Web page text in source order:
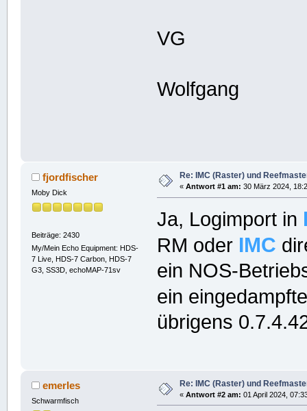
VG
Wolfgang
fjordfischer
Moby Dick
Beiträge: 2430
My/Mein Echo Equipment: HDS-
7 Live, HDS-7 Carbon, HDS-7
G3, SS3D, echoMAP-71sv
Re: IMC (Raster) und
« Antwort #1 am: 30 März 2024,
Ja, Logimport in
RM oder IMC
ein NOS-
ein
übrigens
emerles
Schwarmfisch
Re: IMC (Raster) und
« Antwort #2 am: 01 April 2024,